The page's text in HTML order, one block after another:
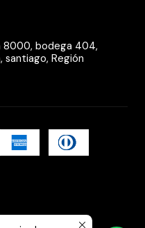
8000, bodega 404,
Región